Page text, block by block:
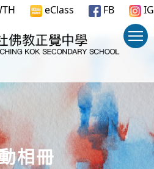
eClass FB IG
相冊